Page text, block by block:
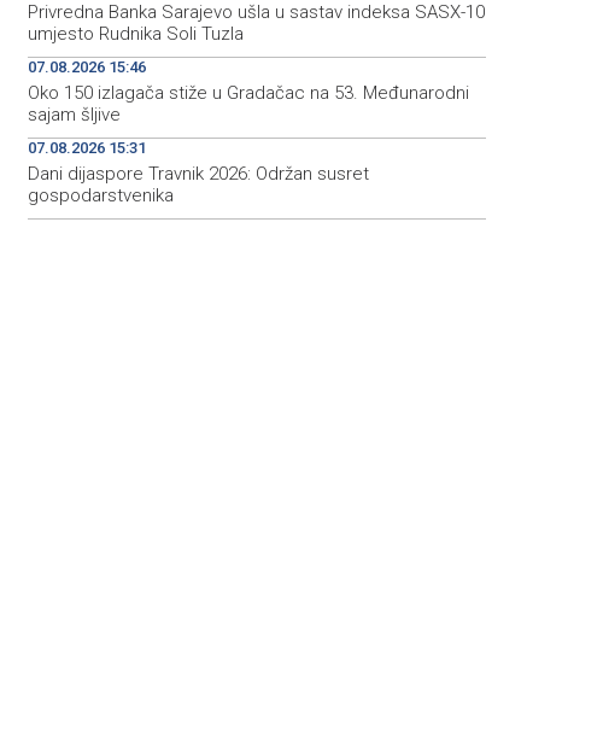
Privredna Banka Sarajevo ušla u sastav indeksa SASX-10
umjesto Rudnika Soli Tuzla
07.08.2026 15:46
Oko 150 izlagača stiže u Gradačac na 53. Međunarodni
sajam šljive
07.08.2026 15:31
Dani dijaspore Travnik 2026: Održan susret
gospodarstvenika